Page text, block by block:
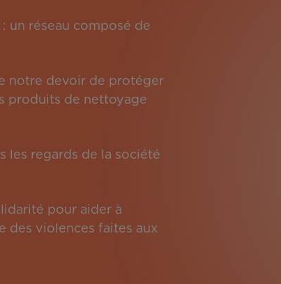
un réseau composé de
notre devoir de protéger
produits de nettoyage
les regards de la société
pour aider à
des violences faites aux